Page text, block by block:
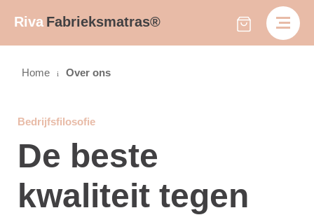
Riva Fabrieksmatras®
Home Over ons
Bedrijfsfilosofie
De beste
kwaliteit tegen